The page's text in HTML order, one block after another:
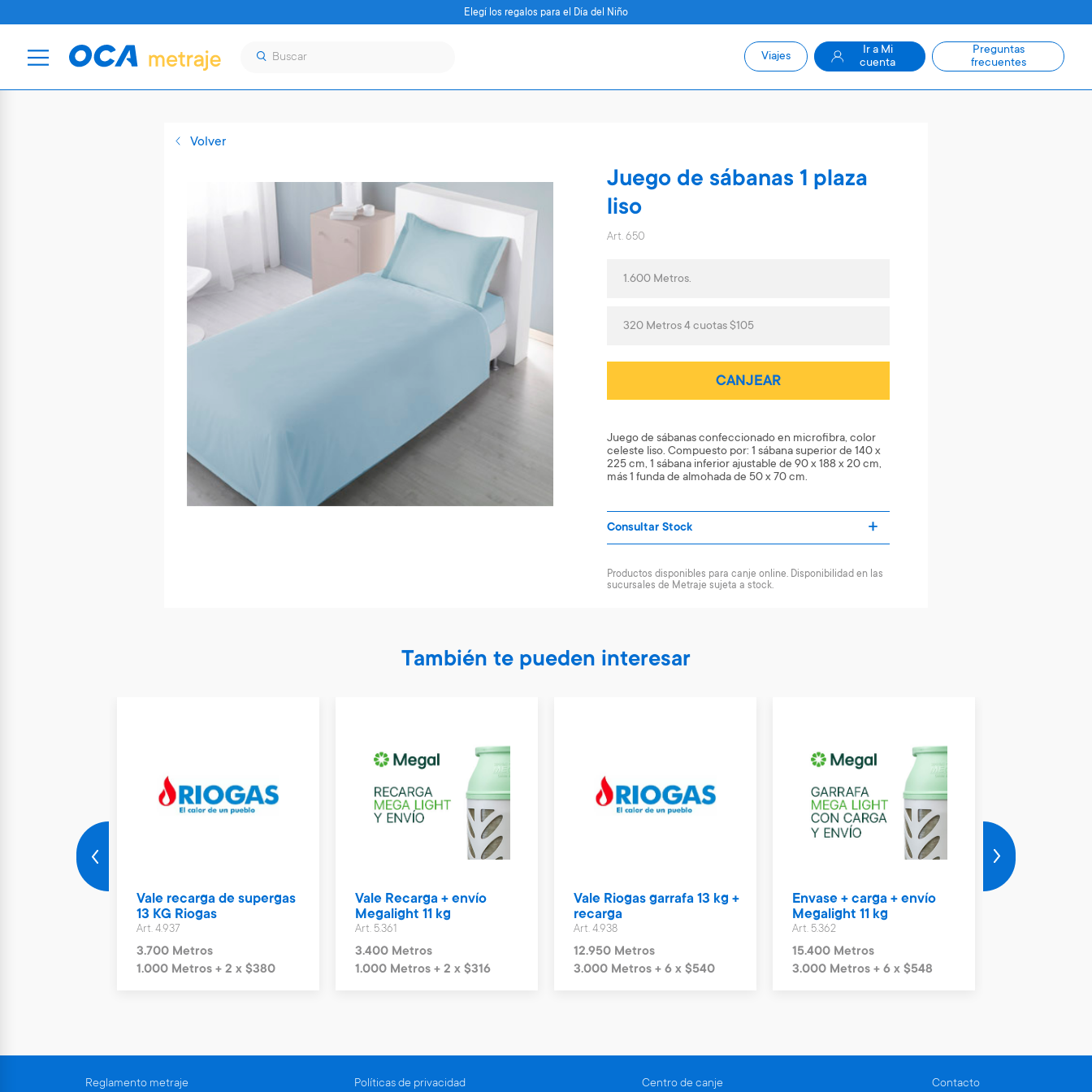
Volver
Juego de sábanas 1 plaza
liso
Art. 650
1.600 Metros.
320 Metros 4 cuotas $105
CANJEAR
Juego de sábanas confeccionado en microfibra, color
celeste liso. Compuesto por: 1 sábana superior de 140 x
225 cm, 1 sábana inferior ajustable de 90 x 188 x 20 cm,
más 1 funda de almohada de 50 x 70 cm.
Consultar Stock
Productos disponibles para canje online. Disponibilidad en las
sucursales de Metraje sujeta a stock.
También te pueden interesar
Vale recarga de supergas
13 KG Riogas
Art. 4.937
3.700 Metros
1.000 Metros + 2 x $380
Vale Recarga + envío
Megalight 11 kg
Art. 5.361
3.400 Metros
1.000 Metros + 2 x $316
Vale Riogas garrafa 13 kg +
recarga
Art. 4.938
12.950 Metros
3.000 Metros + 6 x $540
Envase + carga + envío
Megalight 11 kg
Art. 5.362
15.400 Metros
3.000 Metros + 6 x $548
Elegí los regalos para el Día del Niño
Viajes
Ir a Mi
cuenta
Preguntas
frecuentes
Reglamento metraje Políticas de privacidad Centro de canje Contacto